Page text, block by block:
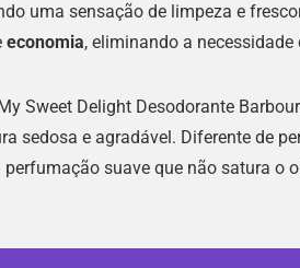
uma sensação de limpeza e
economia, eliminando a
Sweet Delight Desodorante
sedosa e agradável. Diferente de
suave que não satura o